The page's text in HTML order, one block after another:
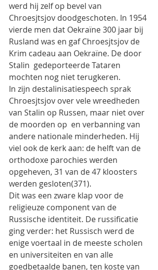
werd hij zelf op bevel van
Chroesjtsjov doodgeschoten. In 1954
vierde men dat Oekraïne 300 jaar bij
Rusland was en gaf Chroesjtsjov de
Krim cadeau aan Oekraïne. De door
Stalin  gedeporteerde Tataren
mochten nog niet terugkeren.
In zijn destalinisatiespeech sprak
Chroesjtsjov over vele wreedheden
van Stalin op Russen, maar niet over
de moorden op  en verbanning van
andere nationale minderheden. Hij
viel ook de kerk aan: de helft van de
orthodoxe parochies werden
opgeheven, 31 van de 47 kloosters
werden gesloten(371).
Dit was een zware klap voor de
religieuze component van de
Russische identiteit. De russificatie
ging verder: het Russisch werd de
enige voertaal in de meeste scholen
en universiteiten en van alle
goedbetaalde banen, ten koste van